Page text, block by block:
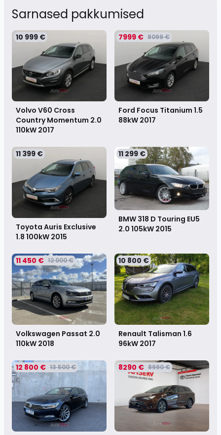
Sarnased pakkumised
10 999 €
Volvo V60 Cross
Country Momentum 2.0
110kW 2017
7999 € 8099 €
Ford Focus Titanium 1.5
88kW 2017
11 399 €
Toyota Auris Exclusive
1.8 100kW 2015
11 299 €
BMW 318 D Touring EU5
2.0 105kW 2015
11 450 € 12 000 €
Volkswagen Passat 2.0
110kW 2018
10 800 €
Renault Talisman 1.6
96kW 2017
12 800 € 13 500 € 8290 € 8990 €